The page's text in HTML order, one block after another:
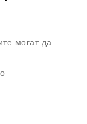
могат да